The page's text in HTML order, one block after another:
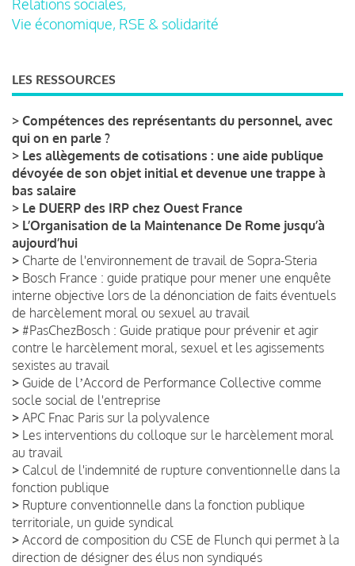
Relations sociales,
Vie économique, RSE & solidarité
LES RESSOURCES
> Compétences des représentants du personnel, avec
qui on en parle ?
> Les allègements de cotisations : une aide publique
dévoyée de son objet initial et devenue une trappe à
bas salaire
> Le DUERP des IRP chez Ouest France
> L’Organisation de la Maintenance De Rome jusqu’à
aujourd’hui
> Charte de l'environnement de travail de Sopra-Steria
> Bosch France : guide pratique pour mener une enquête
interne objective lors de la dénonciation de faits éventuels
de harcèlement moral ou sexuel au travail
> #PasChezBosch : Guide pratique pour prévenir et agir
contre le harcèlement moral, sexuel et les agissements
sexistes au travail
> Guide de lʼAccord de Performance Collective comme
socle social de l'entreprise
> APC Fnac Paris sur la polyvalence
> Les interventions du colloque sur le harcèlement moral
au travail
> Calcul de l'indemnité de rupture conventionnelle dans la
fonction publique
> Rupture conventionnelle dans la fonction publique
territoriale, un guide syndical
> Accord de composition du CSE de Flunch qui permet à la
direction de désigner des élus non syndiqués